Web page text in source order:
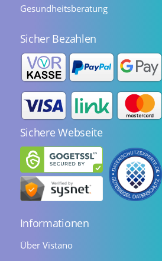
Gesundheitsberatung
Sicher Bezahlen
Sichere Webseite
Informationen
Über Vistano